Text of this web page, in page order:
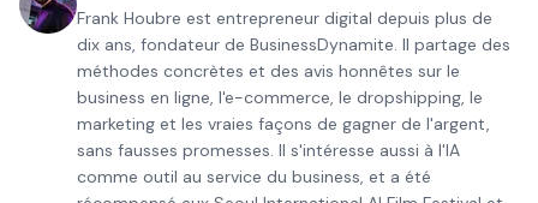
Frank Houbre est entrepreneur digital depuis plus de
dix ans, fondateur de BusinessDynamite. Il partage des
méthodes concrètes et des avis honnêtes sur le
business en ligne, l'e-commerce, le dropshipping, le
marketing et les vraies façons de gagner de l'argent,
sans fausses promesses. Il s'intéresse aussi à l'IA
comme outil au service du business, et a été